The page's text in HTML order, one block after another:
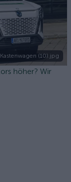
Kastenwagen (10).jpg
höher? Wir